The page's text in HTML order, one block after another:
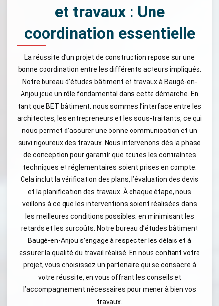
et travaux : Une
coordination essentielle
La réussite d’un projet de construction repose sur une
bonne coordination entre les différents acteurs impliqués.
Notre bureau d’études bâtiment et travaux à Baugé-en-
Anjou joue un rôle fondamental dans cette démarche. En
tant que BET bâtiment, nous sommes l’interface entre les
architectes, les entrepreneurs et les sous-traitants, ce qui
nous permet d’assurer une bonne communication et un
suivi rigoureux des travaux. Nous intervenons dès la phase
de conception pour garantir que toutes les contraintes
techniques et réglementaires soient prises en compte.
Cela inclut la vérification des plans, l’évaluation des devis
et la planification des travaux. À chaque étape, nous
veillons à ce que les interventions soient réalisées dans
les meilleures conditions possibles, en minimisant les
retards et les surcoûts. Notre bureau d’études bâtiment
Baugé-en-Anjou s’engage à respecter les délais et à
assurer la qualité du travail réalisé. En nous confiant votre
projet, vous choisissez un partenaire qui se consacre à
votre réussite, en vous offrant les conseils et
l’accompagnement nécessaires pour mener à bien vos
travaux.